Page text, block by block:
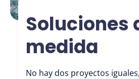
Soluciones
medida
No hay dos proyectos